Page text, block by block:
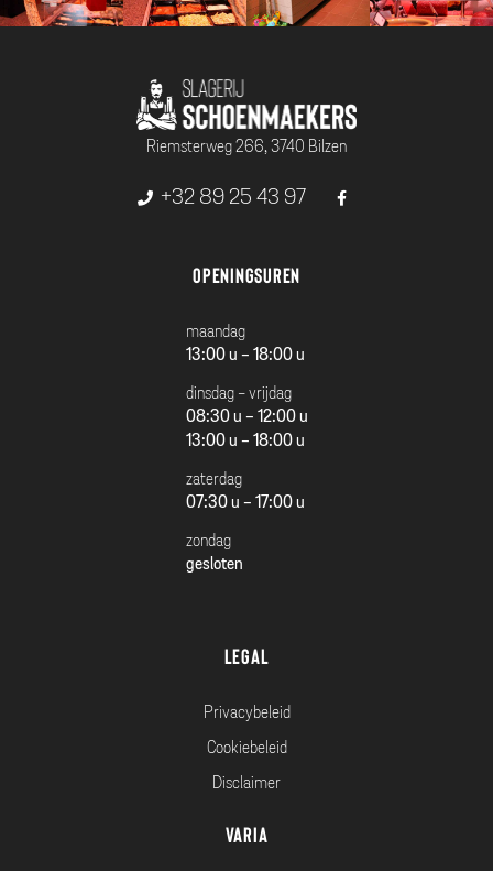
Riemsterweg 266, 3740 Bilzen
+32 89 25 43 97
Openingsuren
maandag
13:00 u - 18:00 u
dinsdag - vrijdag
08:30 u - 12:00 u
13:00 u - 18:00 u
zaterdag
07:30 u - 17:00 u
zondag
gesloten
Legal
Privacybeleid
Cookiebeleid
Disclaimer
Varia